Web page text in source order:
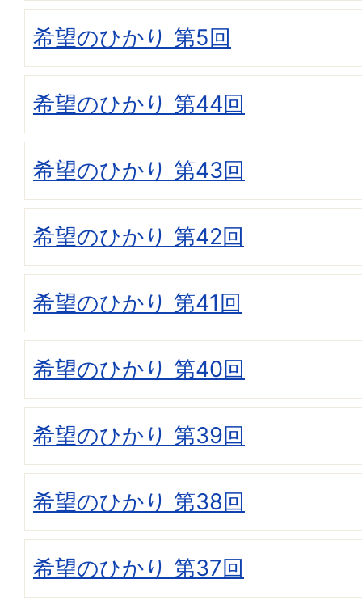
希望のひかり 第5回
希望のひかり 第44回
希望のひかり 第43回
希望のひかり 第42回
希望のひかり 第41回
希望のひかり 第40回
希望のひかり 第39回
希望のひかり 第38回
希望のひかり 第37回